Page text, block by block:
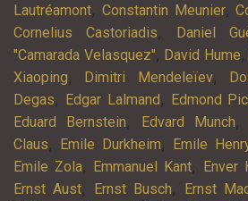
Lautréamont, Constantin Meunier,
Cornelius Castoriadis, Daniel
"Camarada Velasquez", David Hume,
Xiaoping, Dimitri Mendeleïev,
Degas, Edgar Lalmand , Edmond
Eduard Bernstein, Edvard Munch,
Claus, Emile Durkheim, Emile
Emile Zola, Emmanuel Kant, Enver
Ernst Aust, Ernst Busch, Ernst